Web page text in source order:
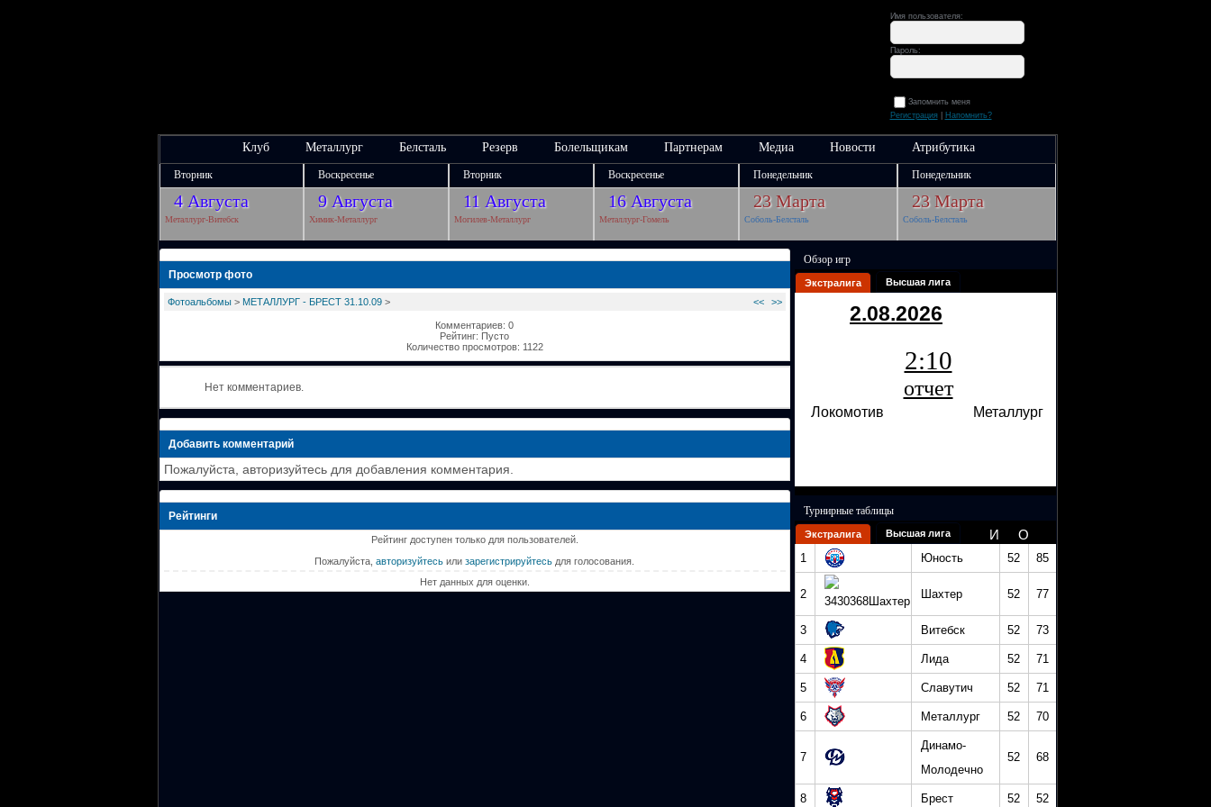
Имя пользователя:
Пароль:
Запомнить меня
Регистрация| Напомнить?
Клуб Металлург Белсталь Резерв Болельщикам Партнерам Медиа Новости Атрибутика
Вторник Воскресенье Вторник Воскресенье Понедельник Понедельник
4 Августа 9 Августа 11 Августа 16 Августа 23 Марта 23 Марта
Металлург-Витебск Химик-Металлург Могилев-Металлург Металлург-Гомель Соболь-Белсталь Соболь-Белсталь
Просмотр фото
Фотоальбомы> МЕТАЛЛУРГ - БРЕСТ 31.10.09> << >>
Комментариев: 0
Рейтинг: Пусто
Количество просмотров: 1122
Нет комментариев.
Добавить комментарий
Пожалуйста, авторизуйтесь для добавления комментария.
Рейтинги
Рейтинг доступен только для пользователей.
Пожалуйста, авторизуйтесь или зарегистрируйтесь для голосования.
Нет данных для оценки.
Обзор игр
Экстралига Высшая лига
2.08.2026
2:10
отчет
Локомотив Металлург
Турнирные таблицы
Экстралига Высшая лига И О
1 Юность 52 85
2 Шахтер 52 77
3 Витебск 52 73
4 Лида 52 71
5 Славутич 52 71
6 Металлург 52 70
7
Динамо-
Молодечно
52 68
8 Брест 52 52